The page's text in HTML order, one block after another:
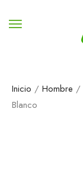
Inicio / Hombre /
Blanco